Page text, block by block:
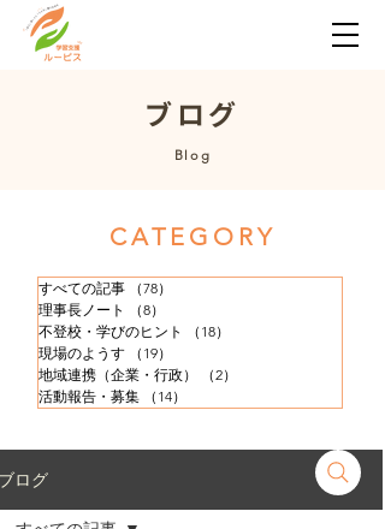
​ブログ
​Blog
​CATEGORY
すべての記事 （78）
理事長ノート
（8）
不登校・学びのヒント
（18）
現場のようす
（19）
地域連携（企業・行政）
（2）
活動報告・募集
（14）
ログ